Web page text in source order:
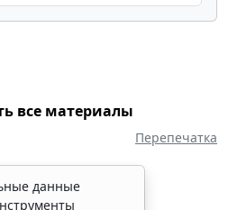
все материалы
Перепечатка
данные